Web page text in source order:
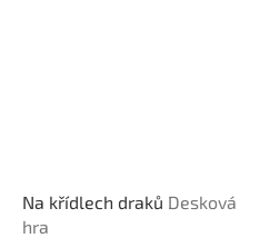
Na křídlech draků Desková
hra